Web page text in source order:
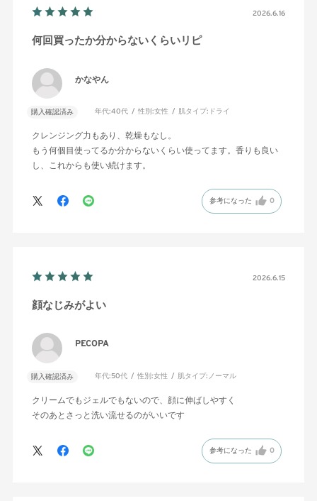
2026.6.16
何回買ったか分からないくらいリピ
かなやん
購入確認済み 年代:40代 性別:女性 肌タイプ: ドライ
クレンジング力もあり、乾燥もなし。
もう何個目使ってるか分からないくらい使ってます。香りも良い
し、これからも使い続けます。
参考になった 0
2026.6.15
顔なじみがよい
PECOPA
購入確認済み 年代: 50代 性別:女性 肌タイプ: ノーマル
クリームでもジェルでもないので、顔に伸ばしやすく
そのあとさっと洗い流せるのがいいです
参考になった 0